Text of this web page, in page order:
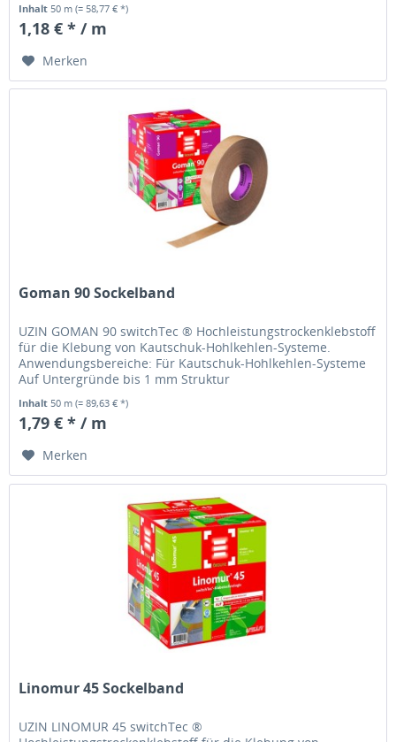
Inhalt 50 m(= 58,77 € *)
1,18 € * / m
Merken
Goman 90 Sockelband
UZIN GOMAN 90 switchTec ® Hochleistungstrockenklebstoff
für die Klebung von Kautschuk-Hohlkehlen-Systeme.
Anwendungsbereiche: Für Kautschuk-Hohlkehlen-Systeme
Auf Untergründe bis 1 mm Struktur
Hauptanwendungsbereich: Klebesystem für das...
Inhalt 50 m(= 89,63 € *)
1,79 € * / m
Merken
Linomur 45 Sockelband
UZIN LINOMUR 45 switchTec ®